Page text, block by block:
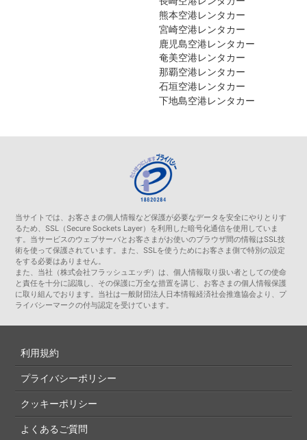
熊本空港レンタカー
宮崎空港レンタカー
鹿児島空港レンタカー
奄美空港レンタカー
那覇空港レンタカー
石垣空港レンタカー
下地島空港レンタカー
当サイトでは、お客さまの個人情報など保護が必要なデータを安全にやりとりす
るため、SSL（Secure Sockets Layer）を利用した暗号化通信を使用していま
す。当サービスのウェブサーバとお客さまがお使いのブラウザ間の情報はSSL技
術を使って保護されています。また、SSLを使うためにお客さま側で特別の設定
をする必要はありません。
また、当社（株式会社フラッシュエッヂ）は、個人情報取り扱い者としての使命
と責任を十分に認識し、その保護に万全な措置を講じ、お客さまの個人情報保護
に取り組んでおります。当社は一般財団法人日本情報経済社会推進協会より、プ
ライバシーマークの付与認定を受けています。
利用規約
プライバシーポリシー
クッキーポリシー
よくあるご質問